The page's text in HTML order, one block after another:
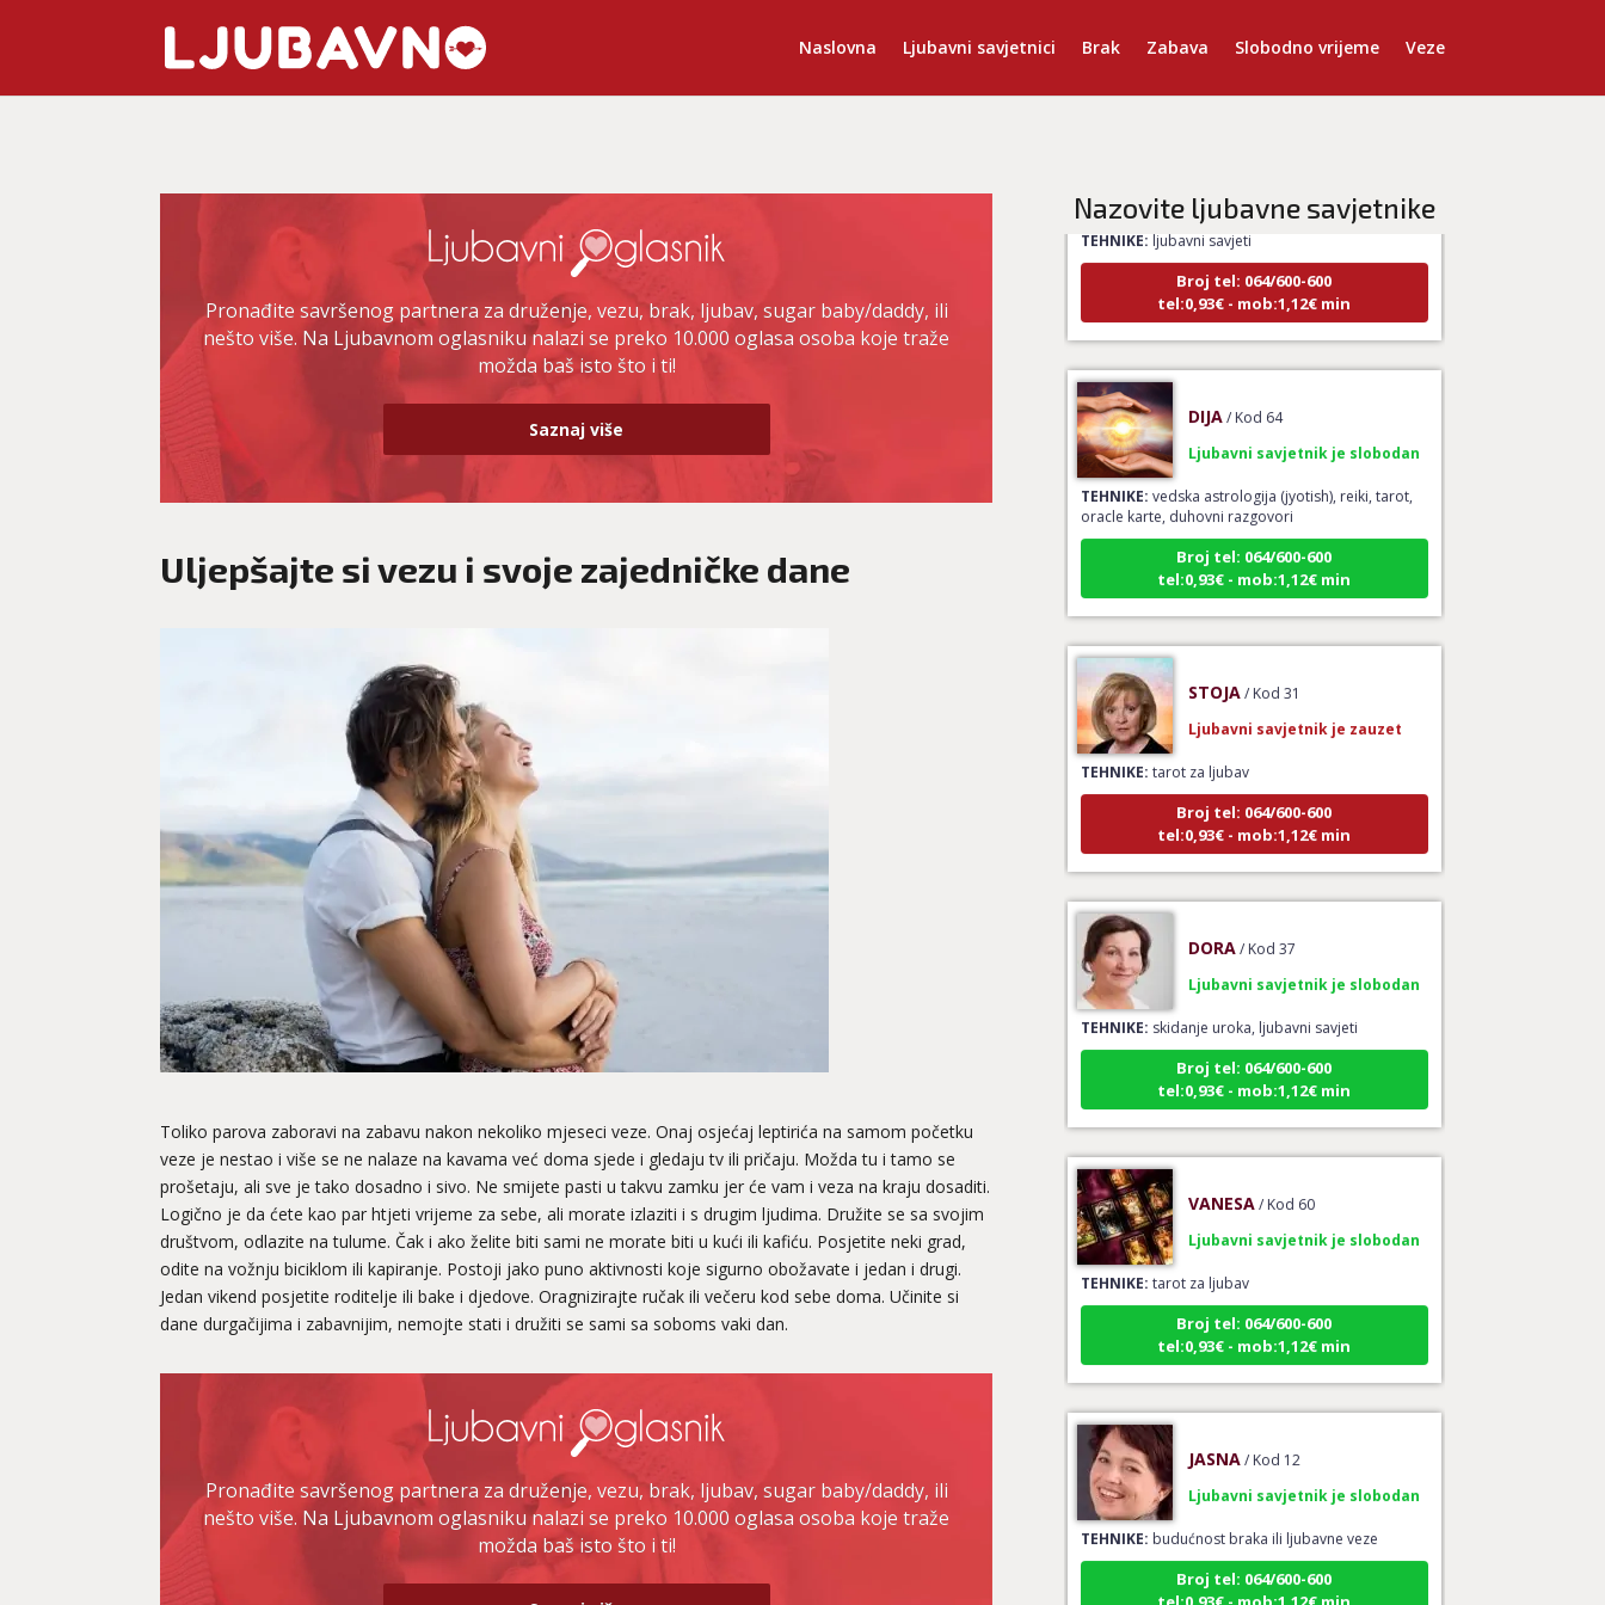
Naslovna Ljubavni savjetnici Brak Zabava Slobodno vrijeme Veze
Pronađite savršenog partnera za druženje, vezu, brak, ljubav, sugar baby/daddy, ili
nešto više. Na Ljubavnom oglasniku nalazi se preko 10.000 oglasa osoba koje traže
možda baš isto što i ti!
Saznaj više
Uljepšajte si vezu i svoje zajedničke dane
Toliko parova zaboravi na zabavu nakon nekoliko mjeseci veze. Onaj osjećaj leptirića na samom početku
veze je nestao i više se ne nalaze na kavama već doma sjede i gledaju tv ili pričaju. Možda tu i tamo se
prošetaju, ali sve je tako dosadno i sivo. Ne smijete pasti u takvu zamku jer će vam i veza na kraju dosaditi.
Logično je da ćete kao par htjeti vrijeme za sebe, ali morate izlaziti i s drugim ljudima. Družite se sa svojim
društvom, odlazite na tulume. Čak i ako želite biti sami ne morate biti u kući ili kafiću. Posjetite neki grad,
odite na vožnju biciklom ili kapiranje. Postoji jako puno aktivnosti koje sigurno obožavate i jedan i drugi.
Jedan vikend posjetite roditelje ili bake i djedove. Oragnizirajte ručak ili večeru kod sebe doma. Učinite si
dane durgačijima i zabavnijim, nemojte stati i družiti se sami sa soboms vaki dan.
Pronađite savršenog partnera za druženje, vezu, brak, ljubav, sugar baby/daddy, ili
nešto više. Na Ljubavnom oglasniku nalazi se preko 10.000 oglasa osoba koje traže
možda baš isto što i ti!
Nazovite ljubavne savjetnike
ljubavni savjeti
Broj tel: 064/600-600
tel:0,93€ - mob:1,12€ min
TEHNIKE:vedska astrologija (jyotish), reiki, tarot,
oracle karte, duhovni razgovori
Broj tel: 064/600-600
tel:0,93€ - mob:1,12€ min
TEHNIKE:tarot za ljubav
Broj tel: 064/600-600
tel:0,93€ - mob:1,12€ min
TEHNIKE:skidanje uroka, ljubavni savjeti
Broj tel: 064/600-600
tel:0,93€ - mob:1,12€ min
TEHNIKE:tarot za ljubav
Broj tel: 064/600-600
tel:0,93€ - mob:1,12€ min
TEHNIKE:budućnost braka ili ljubavne veze
Broj tel: 064/600-600
tel:0,93€ - mob:1,12€ min